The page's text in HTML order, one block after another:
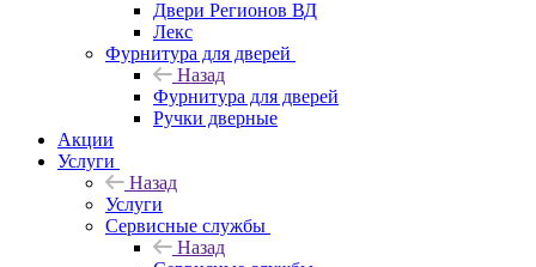
Двери Регионов ВД
Лекс
Фурнитура для дверей
Назад
Фурнитура для дверей
Ручки дверные
Акции
Услуги
Назад
Услуги
Сервисные службы
Назад